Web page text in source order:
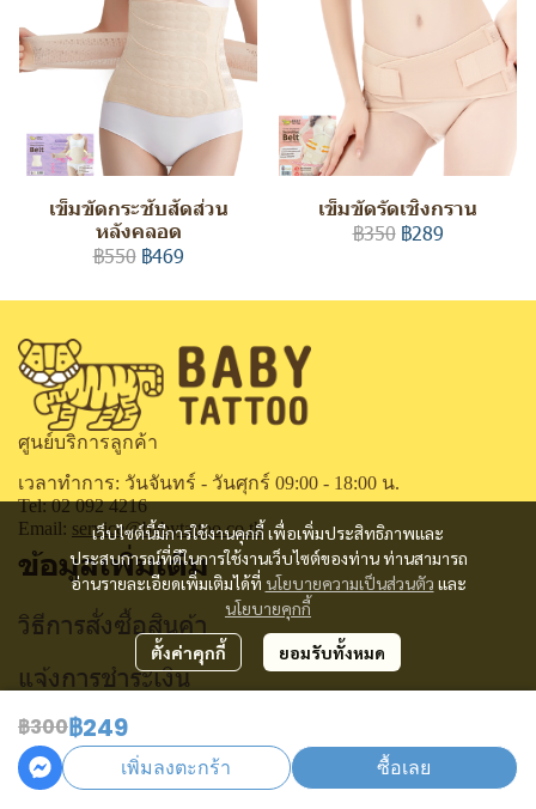
เข็มขัดกระชับสัดส่วน
หลังคลอด
฿550 ฿469
เข็มขัดรัดเชิงกราน
฿350 ฿289
฿300฿249
เพิ่มลงตะกร้า ซื้อเลย
เว็บไซต์นี้มีการใช้งานคุกกี้ เพื่อเพิ่มประสิทธิภาพและ
ประสบการณ์ที่ดีในการใช้งานเว็บไซต์ของท่าน ท่านสามารถ
อ่านรายละเอียดเพิ่มเติมได้ที่ นโยบายความเป็นส่วนตัว และ
นโยบายคุกกี้
ตั้งค่าคุกกี้ ยอมรับทั้งหมด
ศูนย์บริการลูกค้า
เวลาทำการ: วันจันทร์ - วันศุกร์ 09:00 - 18:00 น.
Tel: 02 092 4216
Email: service@babytattoo.co.th
ข้อมูลเพิ่มเติม
วิธีการสั่งซื้อสินค้า
แจ้งการชำระเงิน
ติดตามสถานะการสั่งซื้อ
คำถามที่พบบ่อย